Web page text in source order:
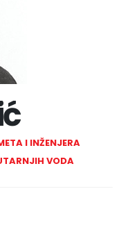
I INŽENJERA
VODA